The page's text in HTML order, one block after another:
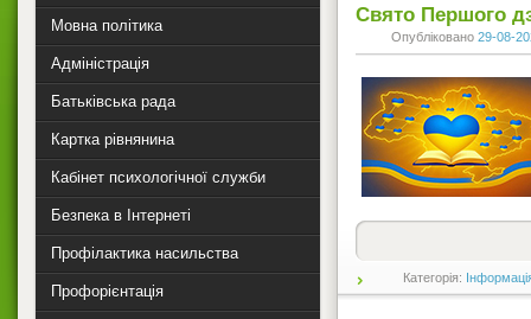
Свято Першого
Опубліковано 29-08-
Категорія:
Мовна політика
Адміністрація
Батьківська рада
Картка рівнянина
Кабінет психологічної служби
Безпека в Інтернеті
Профілактика насильства
Профорієнтація